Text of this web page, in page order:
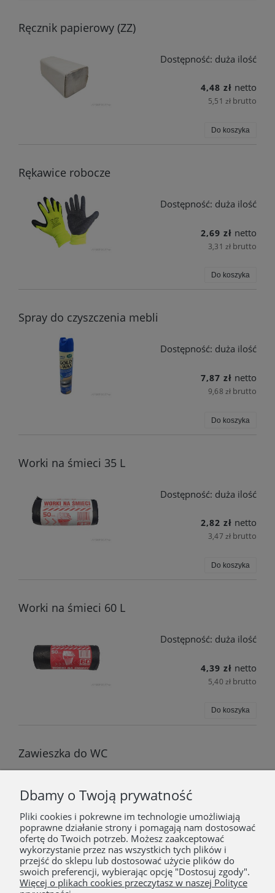
Ręcznik papierowy (ZZ)
Dostępność: duża ilość
4,48 zł netto
5,51 zł brutto
Do koszyka
Rękawice robocze
Dostępność: duża ilość
2,69 zł netto
3,31 zł brutto
Do koszyka
Spray do czyszczenia mebli
Dostępność: duża ilość
7,87 zł netto
9,68 zł brutto
Do koszyka
Worki na śmieci 35 L
Dostępność: duża ilość
2,82 zł netto
3,47 zł brutto
Do koszyka
Worki na śmieci 60 L
Dostępność: duża ilość
4,39 zł netto
5,40 zł brutto
Do koszyka
Zawieszka do WC
4,36 złnetto
5,36 złbrutto
Do koszyka
Dbamy o Twoją prywatność
Pliki cookies i pokrewne im technologie umożliwiają
poprawne działanie strony i pomagają nam dostosować
ofertę do Twoich potrzeb. Możesz zaakceptować
wykorzystanie przez nas wszystkich tych plików i
przejść do sklepu lub dostosować użycie plików do
swoich preferencji, wybierając opcję "Dostosuj zgody".
Więcej o plikach cookies przeczytasz w naszej Polityce